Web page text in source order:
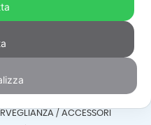
/ ACCESSORI